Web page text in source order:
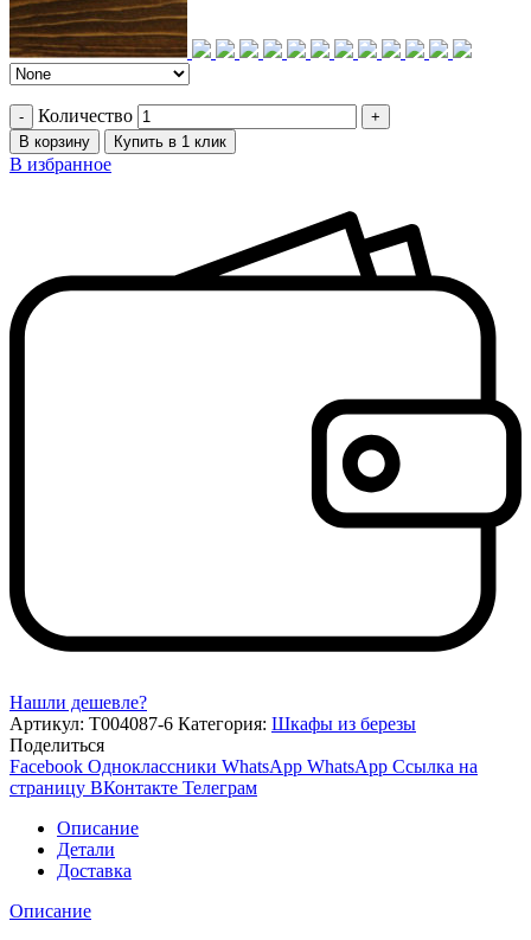
Количество
В корзину Купить в 1 клик
В избранное
Нашли дешевле?
Артикул: Т004087-6 Категория: Шкафы из березы
Поделиться
Facebook Одноклассники WhatsApp WhatsApp Ссылка на
страницу ВКонтакте Телеграм
Описание
Детали
Доставка
Описание